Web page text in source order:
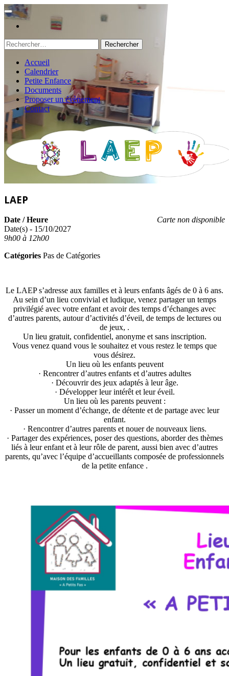
Rechercher :
Accueil
Calendrier
Petite Enfance
Documents
Proposer un évènement
Contact
LAEP
Carte non disponible
Date / Heure
Date(s) - 15/10/2027
9h00 à 12h00
Catégories Pas de Catégories
Le LAEP s’adresse aux familles et à leurs enfants âgés de 0 à 6 ans.
Au sein d’un lieu convivial et ludique, venez partager un temps
privilégié avec votre enfant et avoir des temps d’échanges avec
d’autres parents, autour d’activités d’éveil, de temps de lectures ou
de jeux, .
Un lieu gratuit, confidentiel, anonyme et sans inscription.
Vous venez quand vous le souhaitez et vous restez le temps que
vous désirez.
Un lieu où les enfants peuvent
· Rencontrer d’autres enfants et d’autres adultes
· Découvrir des jeux adaptés à leur âge.
· Développer leur intérêt et leur éveil.
Un lieu où les parents peuvent :
· Passer un moment d’échange, de détente et de partage avec leur
enfant.
· Rencontrer d’autres parents et nouer de nouveaux liens.
· Partager des expériences, poser des questions, aborder des thèmes
liés à leur enfant et à leur rôle de parent, aussi bien avec d’autres
parents, qu’avec l’équipe d’accueillants composée de professionnels
de la petite enfance .